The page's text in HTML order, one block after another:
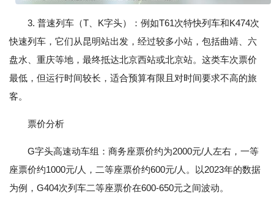
3. 普速列车（T、K字头）：例如T61次特快列车和K474次
快速列车，它们从昆明站出发，经过较多小站，包括曲靖、六
盘水、重庆等地，最终抵达北京西站或北京站。这类车次票价
最低，但运行时间较长，适合预算有限且对时间要求不高的旅
客。
票价分析
G字头高速动车组：商务座票价约为2000元/人左右，一等
座票价约1000元/人，二等座票价约600元/人。以2023年的数据
为例，G404次列车二等座票价在600-650元之间波动。